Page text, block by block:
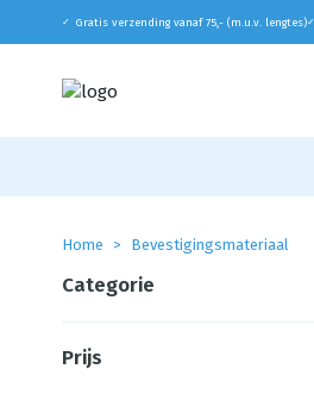
✓ Gratis verzending vanaf 75,- (m.u.v. lengtes)✓
Home Bevestigingsmateriaal
Categorie
Prijs